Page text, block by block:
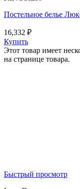
Постельное белье
16,332 ₽
Купить
Этот товар имеет
на странице товара.
Быстрый просмотр